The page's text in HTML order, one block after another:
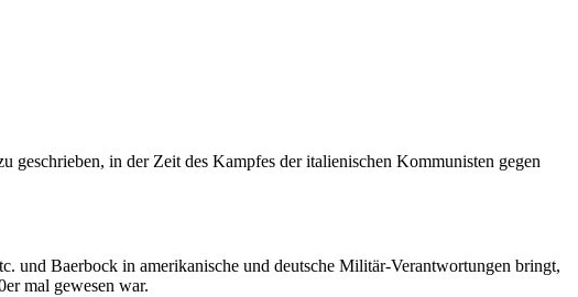
geschrieben, in der Zeit des Kampfes der italienischen Kommunisten gegen
und Baerbock in amerikanische und deutsche Militär-Verantwortungen bringt,
mal gewesen war.